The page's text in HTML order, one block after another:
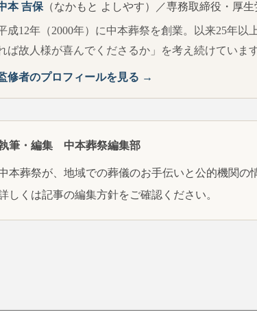
本 吉保 （なかもと よしやす）／専務取締役・厚
成12年（2000年）に中本葬祭を創業。以来25年以
ば故人様が喜んでくださるか」を考え続けています
修者のプロフィールを見る →
筆・編集 中本葬祭編集部
本葬祭が、地域での葬儀のお手伝いと公的機関の
しくは記事の編集方針をご確認ください。